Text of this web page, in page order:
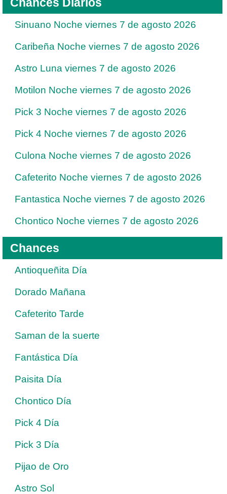
Sinuano Noche viernes 7 de agosto 2026
Caribeña Noche viernes 7 de agosto 2026
Astro Luna viernes 7 de agosto 2026
Motilon Noche viernes 7 de agosto 2026
Pick 3 Noche viernes 7 de agosto 2026
Pick 4 Noche viernes 7 de agosto 2026
Culona Noche viernes 7 de agosto 2026
Cafeterito Noche viernes 7 de agosto 2026
Fantastica Noche viernes 7 de agosto 2026
Chontico Noche viernes 7 de agosto 2026
Chances
Antioqueñita Día
Dorado Mañana
Cafeterito Tarde
Saman de la suerte
Fantástica Día
Paisita Día
Chontico Día
Pick 4 Día
Pick 3 Día
Pijao de Oro
Astro Sol